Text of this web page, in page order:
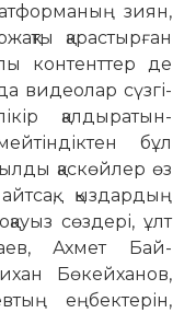
зиян,
қа­рас­тырған
контенттер де
видеолар сүз­гі­
қалды­ра­тын­
бұл
қас­көйлер өз
қыздардың
сөздері, ұлт
Ах­мет Бай­­
Бө­кей­ханов,
еңбектерін,